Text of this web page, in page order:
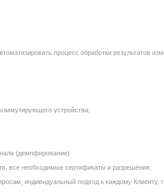
процесс обработки результатов
устройства;
(демпфирование)
все необходимые сертификаты и разрешения.
индивидуальный подход к каждому